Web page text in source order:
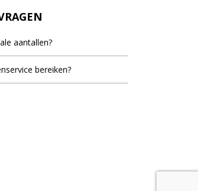
aantallen?
staat bij de meeste artikelen
aantal dat vermeld staat als er
bereiken?